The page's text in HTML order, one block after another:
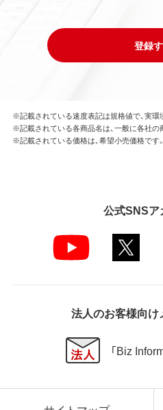
登録
※記載されている速度表記は規格値で、実環
※記載されている各商品名は、一般に各社の
※記載されている価格は、希望小売価格です。
公式SNSア
法人のお客様向
「Biz